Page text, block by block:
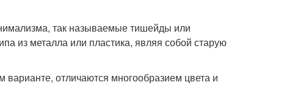
так называемые тишейды или
из металла или пластика, являя собой старую
отличаются многообразием цвета и